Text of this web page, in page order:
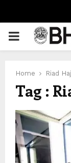
PRIMARY
Home Riad
Tag :